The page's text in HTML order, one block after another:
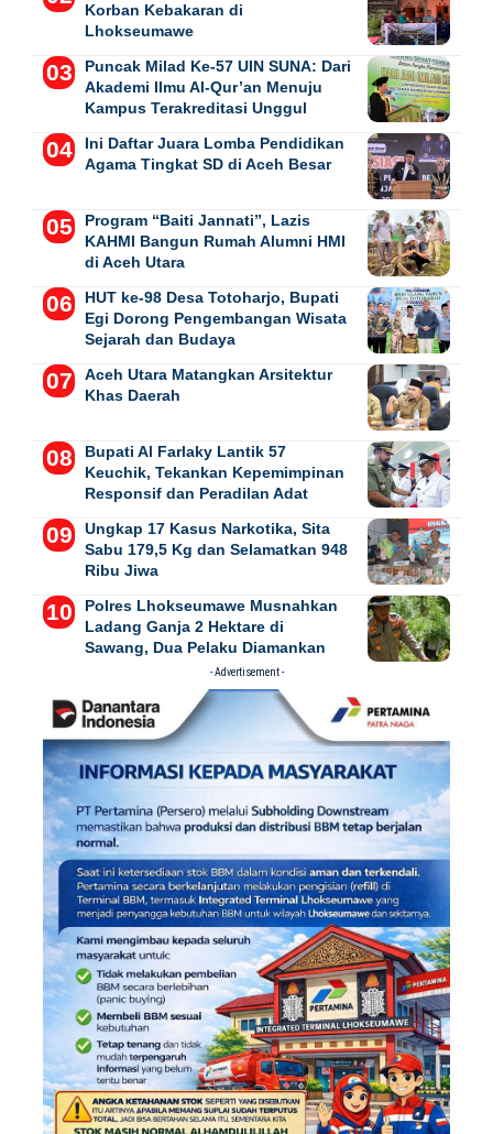
Korban Kebakaran di
Lhokseumawe
Puncak Milad Ke-57 UIN SUNA: Dari
Akademi Ilmu Al-Qur’an Menuju
Kampus Terakreditasi Unggul
Ini Daftar Juara Lomba Pendidikan
Agama Tingkat SD di Aceh Besar
Program “Baiti Jannati”, Lazis
KAHMI Bangun Rumah Alumni HMI
di Aceh Utara
HUT ke-98 Desa Totoharjo, Bupati
Egi Dorong Pengembangan Wisata
Sejarah dan Budaya
Aceh Utara Matangkan Arsitektur
Khas Daerah
Bupati Al Farlaky Lantik 57
Keuchik, Tekankan Kepemimpinan
Responsif dan Peradilan Adat
Ungkap 17 Kasus Narkotika, Sita
Sabu 179,5 Kg dan Selamatkan 948
Ribu Jiwa
Polres Lhokseumawe Musnahkan
Ladang Ganja 2 Hektare di
Sawang, Dua Pelaku Diamankan
- Advertisement -